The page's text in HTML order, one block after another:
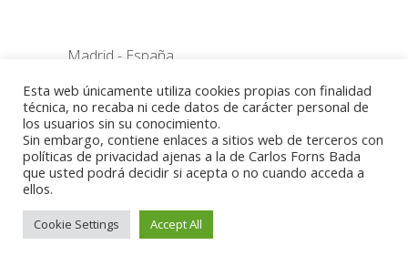
Madrid - España
Política de cookies-Aviso legal
Esta web únicamente utiliza cookies propias con finalidad
técnica, no recaba ni cede datos de carácter personal de
los usuarios sin su conocimiento.
Sin embargo, contiene enlaces a sitios web de terceros con
políticas de privacidad ajenas a la de Carlos Forns Bada
que usted podrá decidir si acepta o no cuando acceda a
ellos.
Cookie Settings Accept All